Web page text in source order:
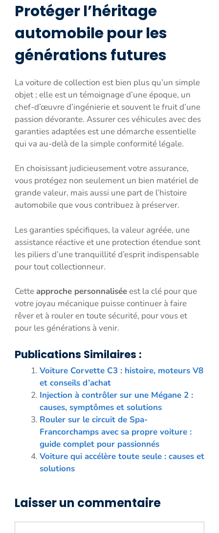
Protéger l’héritage
automobile pour les
générations futures
La voiture de collection est bien plus qu’un simple
objet ; elle est un témoignage d’une époque, un
chef-d’œuvre d’ingénierie et souvent le fruit d’une
passion dévorante. Assurer ces véhicules avec des
garanties adaptées est une démarche essentielle
qui va au-delà de la simple conformité légale.
En choisissant judicieusement votre assurance,
vous protégez non seulement un bien matériel de
grande valeur, mais aussi une part de l’histoire
automobile que vous contribuez à préserver.
Les garanties spécifiques, la valeur agréée, une
assistance réactive et une protection étendue sont
les piliers d’une tranquillité d’esprit indispensable
pour tout collectionneur.
Cetteapproche personnaliséeest la clé pour que
votre joyau mécanique puisse continuer à faire
rêver et à rouler en toute sécurité, pour vous et
pour les générations à venir.
Publications Similaires :
Voiture Corvette C3 : histoire, moteurs V8
et conseils d’achat
Injection à contrôler sur une Mégane 2 :
causes, symptômes et solutions
Rouler sur le circuit de Spa-
Francorchamps avec sa propre voiture :
guide complet pour passionnés
Voiture qui accélère toute seule : causes et
solutions
Laisser un commentaire